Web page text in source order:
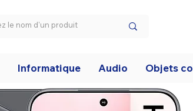
Informatique Audio Objets